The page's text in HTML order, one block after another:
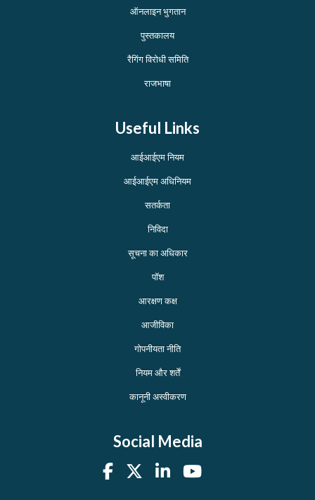
ऑनलाइन भुगतान
पुस्तकालय
रैगिंग विरोधी समिति
राजभाषा
Useful Links
आईआईएम नियम
आईआईएम अधिनियम
सतर्कता
निविदा
सूचना का अधिकार
पॉश
आरक्षण कक्ष
आजीविका
गोपनीयता नीति
नियम और शर्तें
कानूनी अस्वीकरण
Social Media